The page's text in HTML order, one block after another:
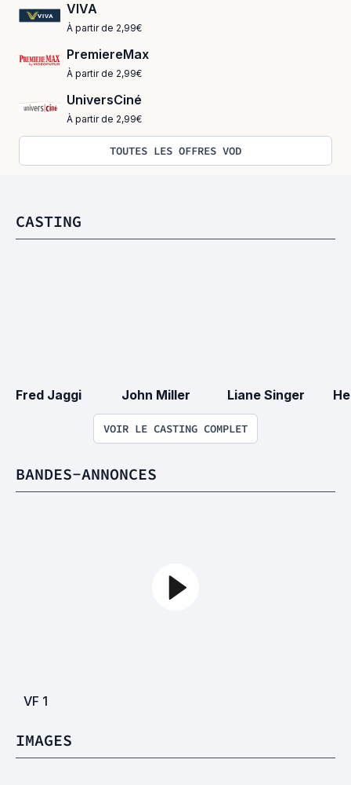
VIVA
À partir de 2,99€
PremiereMax
À partir de 2,99€
UniversCiné
À partir de 2,99€
TOUTES LES OFFRES VOD
CASTING
Fred Jaggi John Miller Liane Singer
VOIR LE CASTING COMPLET
BANDES-ANNONCES
VF 1
IMAGES